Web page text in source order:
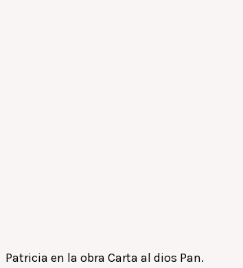
Patricia en la obra Carta al dios Pan.